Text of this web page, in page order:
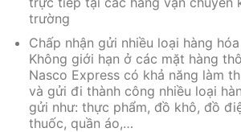
trường
Chấp nhận gửi nhiều loại hàng
Không giới hạn ở các mặt hàng
Nasco Express có khả năng làm
và gửi đi thành công nhiều loại
gửi như: thực phẩm, đồ khô, đồ
thuốc, quần áo,…